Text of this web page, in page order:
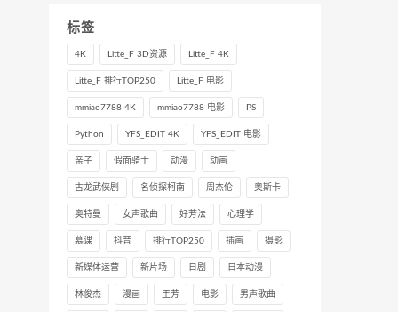
标签
4K Litte_F 3D资源 Litte_F 4K
Litte_F 排行TOP250 Litte_F 电影
mmiao7788 4K mmiao7788 电影 PS
Python YFS_EDIT 4K YFS_EDIT 电影
亲子 假面骑士 动漫 动画
古龙武侠剧 名侦探柯南 周杰伦 奥斯卡
奥特曼 女声歌曲 好芳法 心理学
慕课 抖音 排行TOP250 插画 摄影
新媒体运营 新片场 日剧 日本动漫
林俊杰 漫画 王芳 电影 男声歌曲